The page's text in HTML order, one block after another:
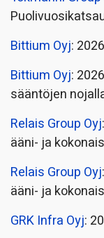
Bittium Oyj:
Bittium Oyj:
sääntöjen
Relais Group Oyj
ääni- ja
Relais Group Oyj
ääni- ja
GRK Infra Oyj: